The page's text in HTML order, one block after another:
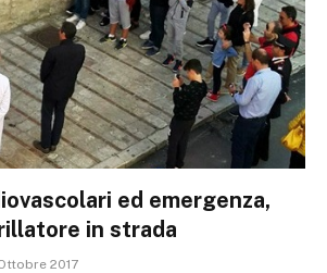
ed emergenza,
in strada
2017